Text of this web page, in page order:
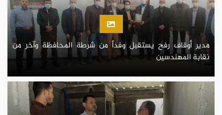
مدير أوقاف رفح يستقبل وفداً من شرطة المحافظة وآخر من
نقابة المهندسين